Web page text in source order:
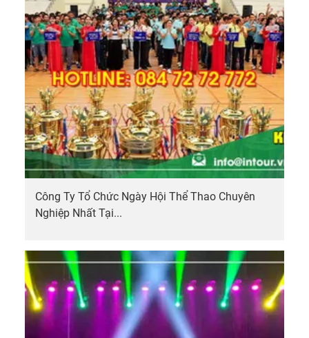
Công Ty Tổ Chức Ngày Hội Thể Thao Chuyên
Nghiệp Nhất Tại...